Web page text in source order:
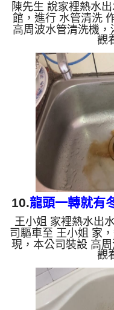
陳先生 說家裡熱水
館，進行 水管清洗
高周波水管清洗機
分，開啟 水管清洗
就流出髒水，突然變
出水量恢復正常了
產生鐵鏽跟泥沙堆積
下水含有氧化錳，管
水會跟石油一樣黑，
有銅的物質，生鏽產
水龍
觀
10.龍頭一轉就有
王小姐 家裡熱水出
司驅車至 王小姐 家
現，本公司裝設 高
水管，等了約15分
波 模式，一洗水管
瓜茶，二個多小時
了。 如是自來水，
堆積，洗出來的水
觀